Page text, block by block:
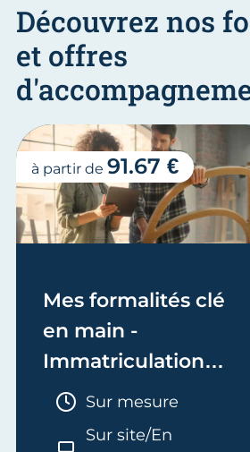
Découvrez nos
et offres
Mes formalités clé
en main -
Immatriculation
(EI/Micro-entreprise
Durée :
Sur mesure
Sur site/En
à partir de 91.67 €